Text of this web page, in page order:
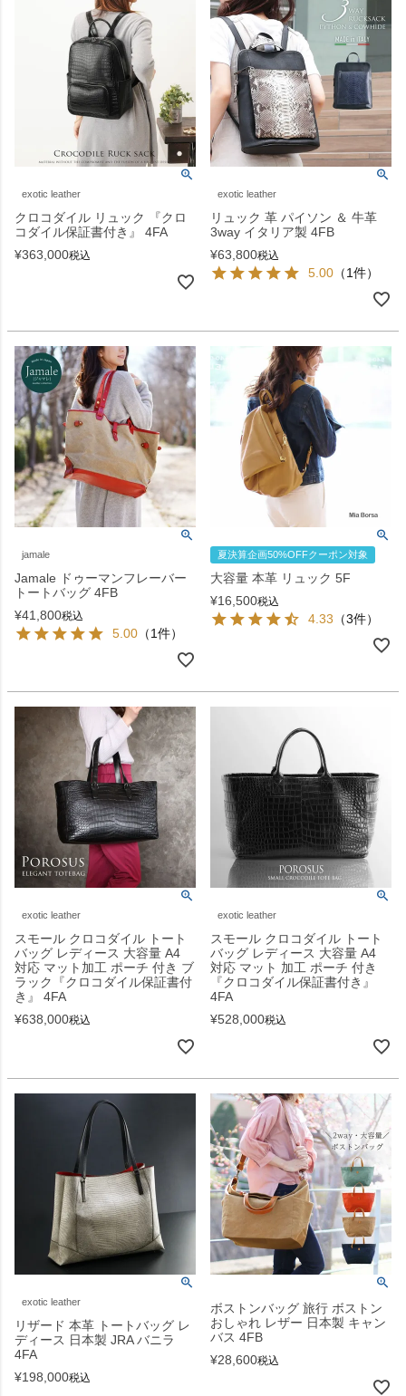
exotic leather
クロコダイル リュック 『クロ
コダイル保証書付き』 4FA
¥363,000税込
exotic leather
リュック 革 パイソン ＆ 牛革
3way イタリア製 4FB
¥63,800税込
5.00 （1件）
jamale
Jamale ドゥーマンフレーバー
トートバッグ 4FB
¥41,800税込
5.00 （1件）
夏決算企画50%OFFクーポン対象
大容量 本革 リュック 5F
¥16,500税込
4.33 （3件）
exotic leather
スモール クロコダイル トート
バッグ レディース 大容量 A4
対応 マット加工 ポーチ 付き ブ
ラック『クロコダイル保証書付
き』 4FA
¥638,000税込
exotic leather
スモール クロコダイル トート
バッグ レディース 大容量 A4
対応 マット 加工 ポーチ 付き
『クロコダイル保証書付き』
4FA
¥528,000税込
exotic leather
リザード 本革 トートバッグ レ
ディース 日本製 JRA バニラ
4FA
¥198,000税込
ボストンバッグ 旅行 ボストン
おしゃれ レザー 日本製 キャン
バス 4FB
¥28,600税込